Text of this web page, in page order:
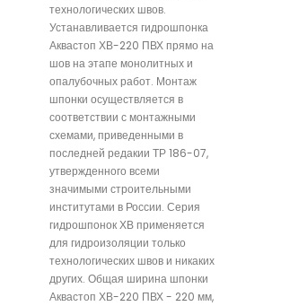
технологических швов.
Устанавливается гидрошпонка
Аквастоп ХВ-220 ПВХ прямо на
шов на этапе монолитных и
опалубочных работ. Монтаж
шпонки осуществляется в
соответствии с монтажными
схемами, приведенными в
последней редакии ТР 186-07,
утвержденного всеми
значимыми строительными
институтами в России. Серия
гидрошпонок ХВ применяется
для гидроизоляции только
технологических швов и никаких
других. Общая ширина шпонки
Аквастоп ХВ-220 ПВХ - 220 мм,